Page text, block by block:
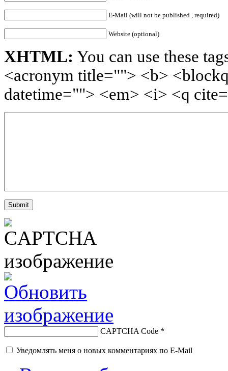
E-Mail (will not be published , required)
Website (optional)
XHTML: You can use these
<acronym title=""> <b>
datetime=""> <em> <i> <q
CAPTCHA Code *
Уведомлять меня о новых комментариях по E-Mail